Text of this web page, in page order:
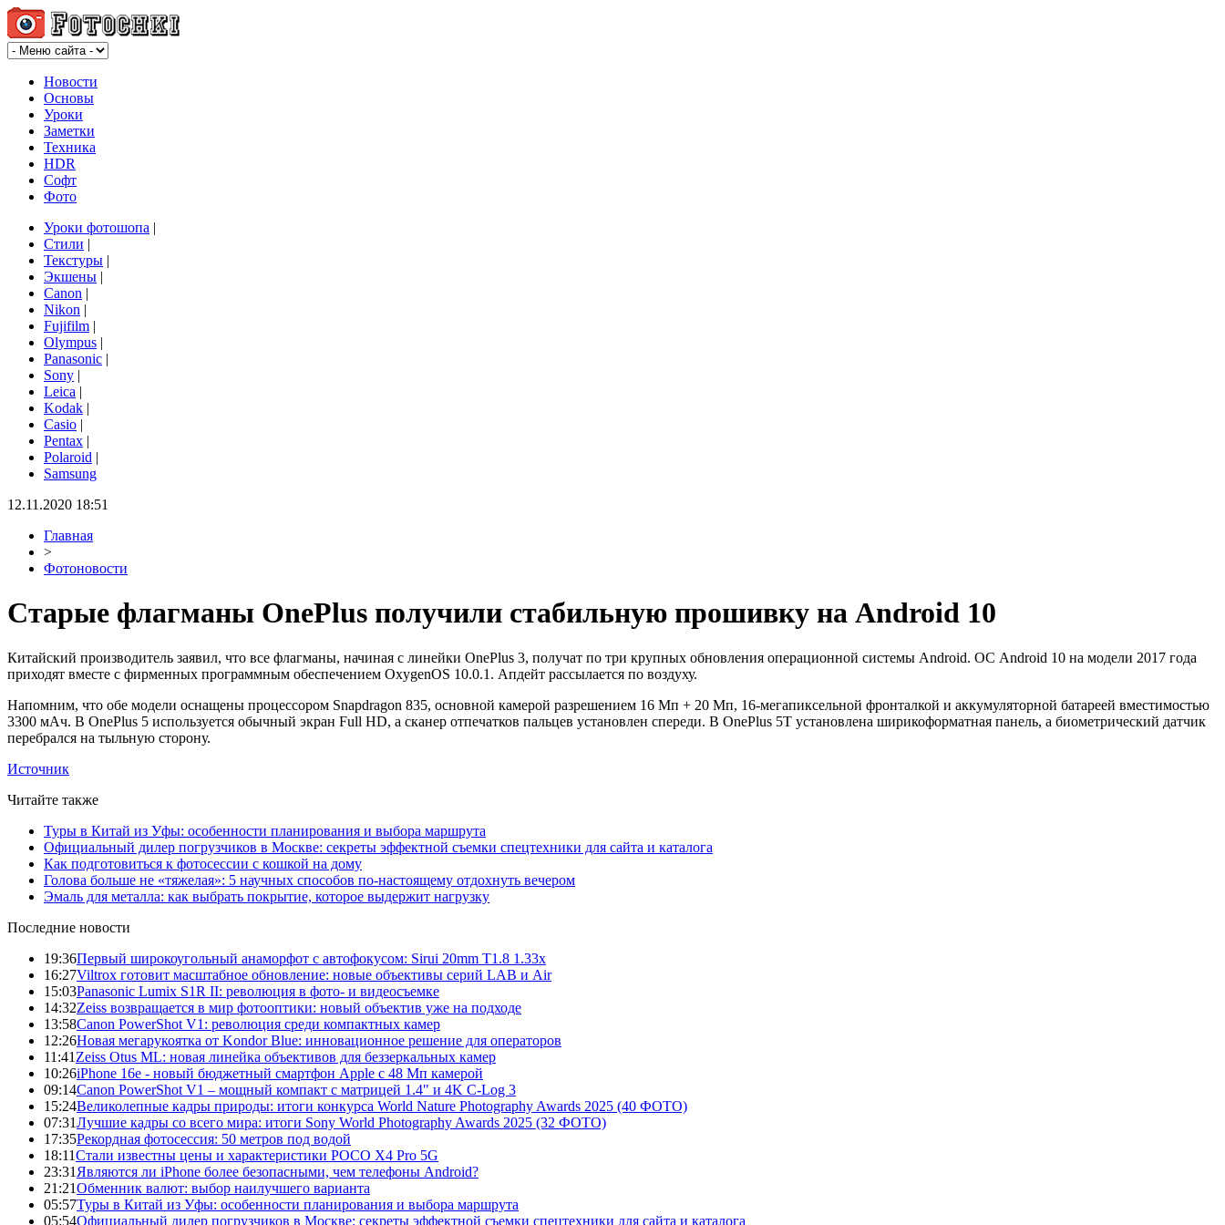
Новости
Основы
Уроки
Заметки
Техника
HDR
Софт
Фото
Уроки фотошопа |
Стили |
Текстуры |
Экшены |
Canon |
Nikon |
Fujifilm |
Olympus |
Panasonic |
Sony |
Leica |
Kodak |
Casio |
Pentax |
Polaroid |
Samsung
12.11.2020 18:51
Главная
>
Фотоновости
Старые флагманы OnePlus получили стабильную прошивку на Android 10
Китайский производитель заявил, что все флагманы, начиная с линейки OnePlus 3, получат по три крупных обновления операционной системы Android. ОС Android 10 на модели 2017 года
приходят вместе с фирменных программным обеспечением OxygenOS 10.0.1. Апдейт рассылается по воздуху.
Напомним, что обе модели оснащены процессором Snapdragon 835, основной камерой разрешением 16 Мп + 20 Мп, 16-мегапиксельной фронталкой и аккумуляторной батареей вместимостью
3300 мАч. В OnePlus 5 используется обычный экран Full HD, а сканер отпечатков пальцев установлен спереди. В OnePlus 5T установлена ширикоформатная панель, а биометрический датчик
перебрался на тыльную сторону.
Источник
Читайте также
Туры в Китай из Уфы: особенности планирования и выбора маршрута
Официальный дилер погрузчиков в Москве: секреты эффектной съемки спецтехники для сайта и каталога
Как подготовиться к фотосессии с кошкой на дому
Голова больше не «тяжелая»: 5 научных способов по-настоящему отдохнуть вечером
Эмаль для металла: как выбрать покрытие, которое выдержит нагрузку
Последние новости
19:36Первый широкоугольный анаморфот с автофокусом: Sirui 20mm T1.8 1.33x
16:27Viltrox готовит масштабное обновление: новые объективы серий LAB и Air
15:03Panasonic Lumix S1R II: революция в фото- и видеосъемке
14:32Zeiss возвращается в мир фотооптики: новый объектив уже на подходе
13:58Canon PowerShot V1: революция среди компактных камер
12:26Новая мегарукоятка от Kondor Blue: инновационное решение для операторов
11:41 Zeiss Otus ML: новая линейка объективов для беззеркальных камер
10:26iPhone 16e - новый бюджетный смартфон Apple с 48 Мп камерой
09:14Canon PowerShot V1 – мощный компакт с матрицей 1.4" и 4K C-Log 3
15:24Великолепные кадры природы: итоги конкурса World Nature Photography Awards 2025 (40 ФОТО)
07:31Лучшие кадры со всего мира: итоги Sony World Photography Awards 2025 (32 ФОТО)
17:35Рекордная фотосессия: 50 метров под водой
18:11Стали известны цены и характеристики POCO X4 Pro 5G
23:31 Являются ли iPhone более безопасными, чем телефоны Android?
21:21Обменник валют: выбор наилучшего варианта
05:57Туры в Китай из Уфы: особенности планирования и выбора маршрута
05:54Официальный дилер погрузчиков в Москве: секреты эффектной съемки спецтехники для сайта и каталога